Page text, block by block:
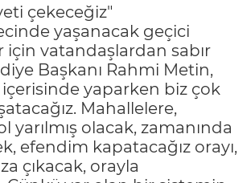
çekeceğiz"
yaşanacak geçici
için vatandaşlardan sabır
Başkanı Rahmi Metin,
içerisinde yaparken biz çok
Mahallelere,
yarılmış olacak, zamanında
efendim kapatacağız orayı,
çıkacak, orayla